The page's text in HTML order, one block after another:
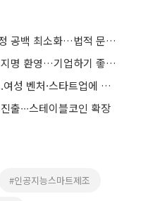
총리실 "한성숙 장관직 유지, 국정 공백 최소화…법적 문제 없어"
경제6단체 "한성숙 총리 후보자 지명 환영…기업하기 좋은 환경 기대"
여벤협 "한성숙 총리 지명 환영...여성 벤처·스타트업에 큰 희망"
∙∙∙스테이블코인 확장
#인공지능스마트제조